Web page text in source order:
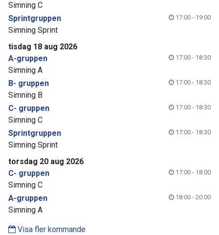
Simning C
Sprintgruppen
17:00 - 19:00
Simning Sprint
tisdag 18 aug 2026
A-gruppen
17:00 - 18:30
Simning A
B- gruppen
17:00 - 18:30
Simning B
C- gruppen
17:00 - 18:30
Simning C
Sprintgruppen
17:00 - 18:30
Simning Sprint
torsdag 20 aug 2026
C- gruppen
17:00 - 18:00
Simning C
A-gruppen
18:00 - 20:00
Simning A
Visa fler kommande